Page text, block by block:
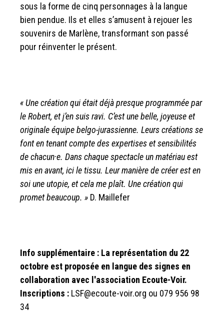
sous la forme de cinq personnages à la langue
bien pendue. Ils et elles s’amusent à rejouer les
souvenirs de Marlène, transformant son passé
pour réinventer le présent.
« Une création qui était déjà presque programmée par
le Robert, et j’en suis ravi. C’est une belle, joyeuse et
originale équipe belgo-jurassienne. Leurs créations se
font en tenant compte des expertises et sensibilités
de chacun·e. Dans chaque spectacle un matériau est
mis en avant, ici le tissu. Leur manière de créer est en
soi une utopie, et cela me plaît. Une création qui
promet beaucoup. » D. Maillefer
Info supplémentaire : La représentation du 22
octobre est proposée en langue des signes en
collaboration avec l'association Ecoute-Voir.
Inscriptions : LSF@ecoute-voir.org ou 079 956 98
34